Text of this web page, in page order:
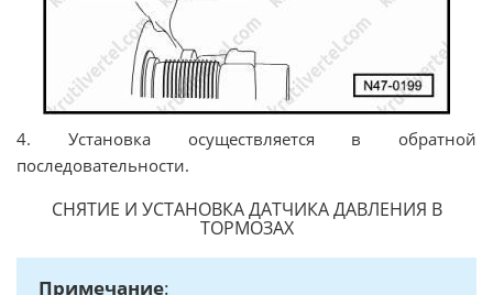
4. Установка осуществляется в обратной
последовательности.
СНЯТИЕ И УСТАНОВКА ДАТЧИКА ДАВЛЕНИЯ В
ТОРМОЗАХ
Примечание: